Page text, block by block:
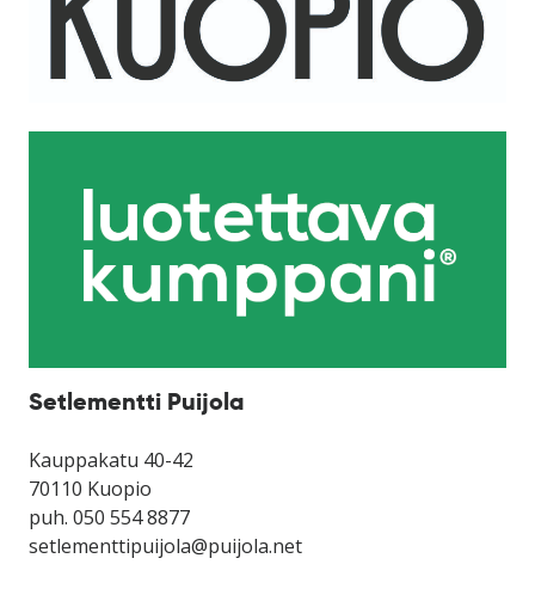
Setlementti Puijola
Kauppakatu 40-42
70110 Kuopio
puh. 050 554 8877
setlementtipuijola@puijola.net